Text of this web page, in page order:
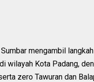
mengambil
wilayah Kota Padang,
zero Tawuran dan